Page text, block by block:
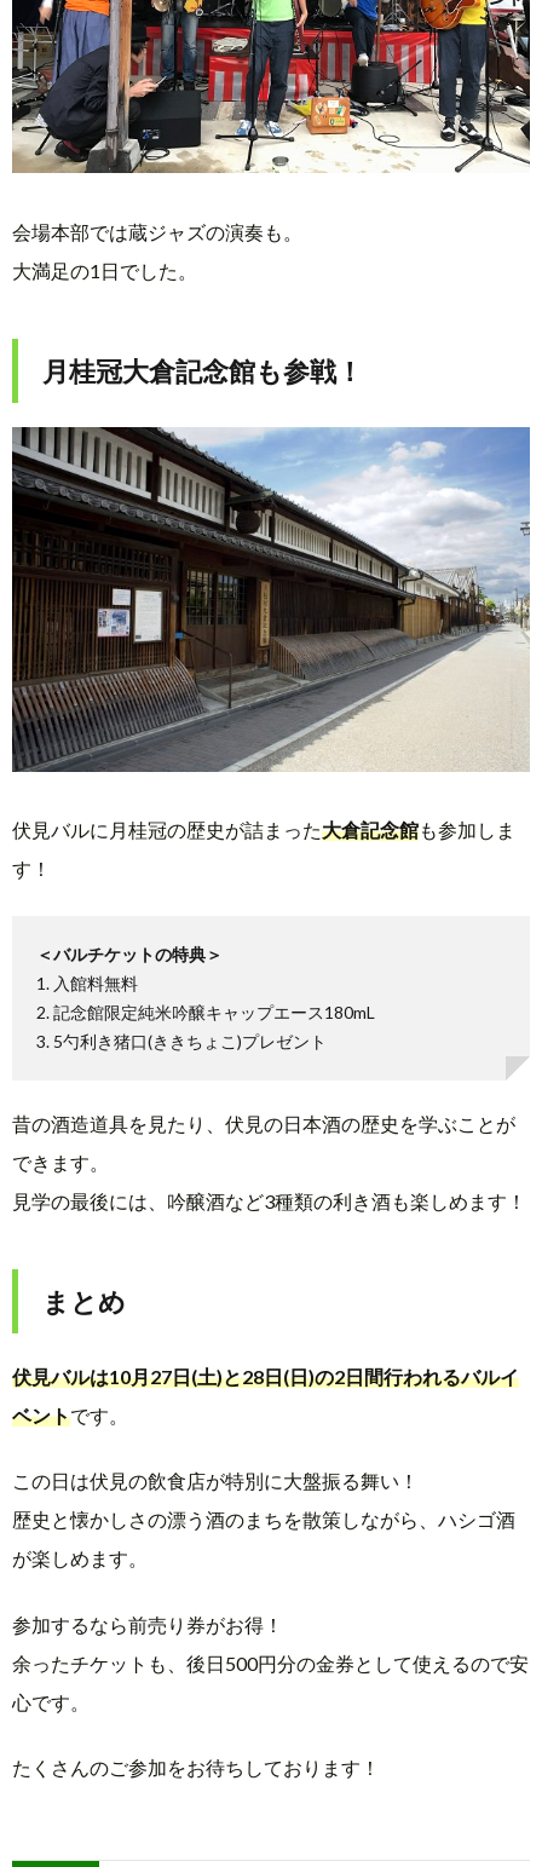
会場本部では蔵ジャズの演奏も。
大満足の1日でした。
月桂冠大倉記念館も参戦！
伏見バルに月桂冠の歴史が詰まった大倉記念館も参加しま
す！
＜バルチケットの特典＞
1. 入館料無料
2. 記念館限定純米吟醸キャップエース180mL
3. 5勺利き猪口(ききちょこ)プレゼント
昔の酒造道具を見たり、伏見の日本酒の歴史を学ぶことが
できます。
見学の最後には、吟醸酒など3種類の利き酒も楽しめます！
まとめ
伏見バルは10月27日(土)と28日(日)の2日間行われるバルイ
ベントです。
この日は伏見の飲食店が特別に大盤振る舞い！
歴史と懐かしさの漂う酒のまちを散策しながら、ハシゴ酒
が楽しめます。
参加するなら前売り券がお得！
余ったチケットも、後日500円分の金券として使えるので安
心です。
たくさんのご参加をお待ちしております！